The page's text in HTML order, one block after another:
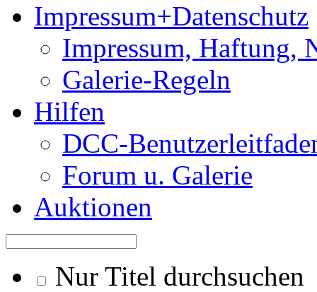
Impressum+Datenschutz
Impressum, Haftung,
Galerie-Regeln
Hilfen
DCC-
Forum u. Galerie
Auktionen
Nur Titel durchsuchen